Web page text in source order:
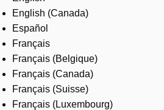
English (Canada)
Español
Français
Français (Belgique)
Français (Canada)
Français (Suisse)
Français (Luxembourg)